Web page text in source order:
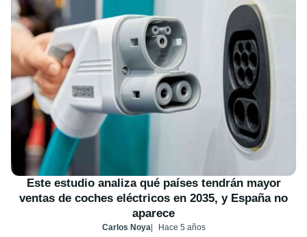
Este estudio analiza qué países tendrán mayor
ventas de coches eléctricos en 2035, y España no
aparece
Carlos Noya Hace 5 años